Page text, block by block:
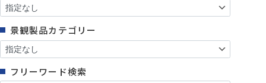
景観製品カテゴリー
フリーワード検索